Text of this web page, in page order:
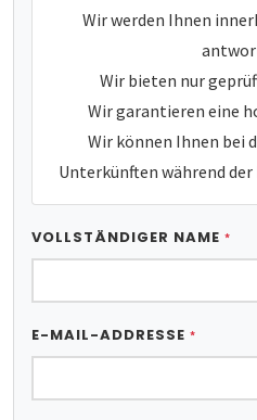
Wir werden Ihnen
Wir bieten nur
Wir garantieren eine
Wir können Ihnen bei
Unterkünften während
VOLLSTÄNDIGER NAME *
E-MAIL-ADDRESSE *